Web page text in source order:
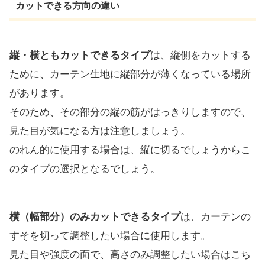
カットできる方向の違い
縦・横ともカットできるタイプは、縦側をカットする
ために、カーテン生地に縦部分が薄くなっている場所
があります。
そのため、その部分の縦の筋がはっきりしますので、
見た目が気になる方は注意しましょう。
のれん的に使用する場合は、縦に切るでしょうからこ
のタイプの選択となるでしょう。
横（幅部分）のみカットできるタイプは、カーテンの
すそを切って調整したい場合に使用します。
見た目や強度の面で、高さのみ調整したい場合はこち